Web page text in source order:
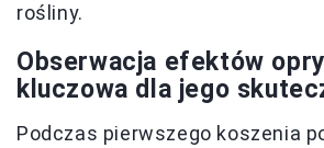
rośliny.
Obserwacja efektów
kluczowa dla jego
Podczas pierwszego koszenia